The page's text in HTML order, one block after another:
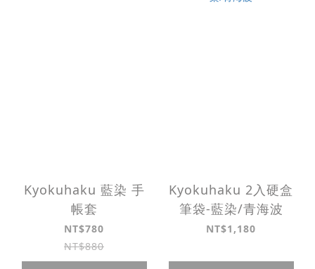
Kyokuhaku 藍染 手
帳套
NT$780
NT$880
Kyokuhaku 2入硬盒
筆袋-藍染/青海波
NT$1,180